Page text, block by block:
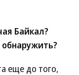
Байкал?
обнаружить?
еще до того,